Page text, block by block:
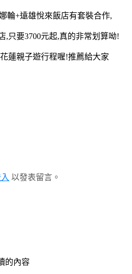
輪+遠雄悅來飯店有套裝合作,
,只要3700元起,真的非常划算呦!
蓮親子遊行程喔!推薦給大家
以發表留言。
的內容